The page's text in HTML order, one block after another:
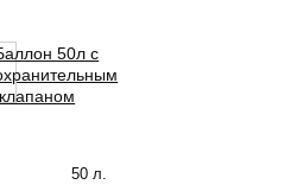
50 л.